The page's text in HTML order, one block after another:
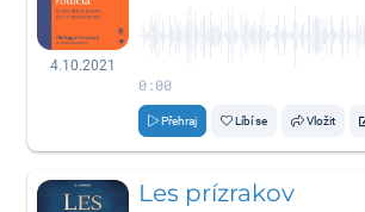
4.10.2021
0:00
Přehraj Líbí se Vložit
Les prízrakov